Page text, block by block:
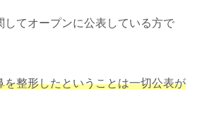
してオープンに公表している方で
を整形したということは一切公表が